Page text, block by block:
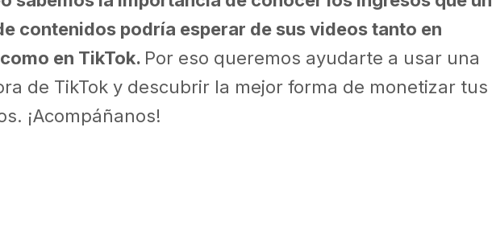
contenidos podría esperar de sus videos tanto en
en TikTok. Por eso queremos ayudarte a usar una
de TikTok y descubrir la mejor forma de monetizar tus
¡Acompáñanos!